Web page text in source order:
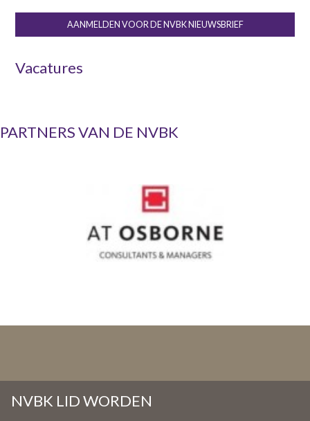
AANMELDEN VOOR DE NVBK NIEUWSBRIEF
Vacatures
PARTNERS VAN DE NVBK
NVBK LID WORDEN